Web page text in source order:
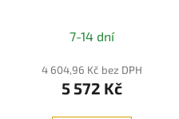
hodnocení
produktu
je
7-14 dní
4 604,96 Kč bez DPH
5 572 Kč